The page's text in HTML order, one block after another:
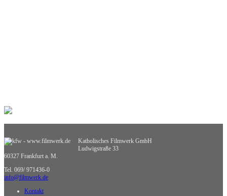
Verkehrserziehung
Wirtschaftskunde
Sachgebietsübergreifende Medien
Katholisches Filmwerk GmbH
Ludwigstraße 33
60327 Frankfurt a. M.
Tel. 069/ 971436-0
info@filmwerk.de
Kontakt